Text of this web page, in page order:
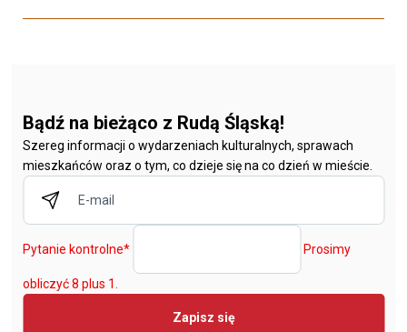
Bądź na bieżąco z Rudą Śląską!
Szereg informacji o wydarzeniach kulturalnych, sprawach
mieszkańców oraz o tym, co dzieje się na co dzień w mieście.
Pytanie kontrolne* Prosimy
obliczyć 8 plus 1.
Zapisz się